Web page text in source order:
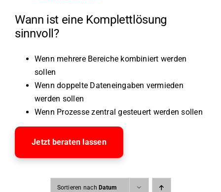
Wann ist eine Komplettlösung
sinnvoll?
Wenn mehrere Bereiche kombiniert werden
sollen
Wenn doppelte Dateneingaben vermieden
werden sollen
Wenn Prozesse zentral gesteuert werden sollen
Jetzt beraten lassen
Sortieren nach Datum